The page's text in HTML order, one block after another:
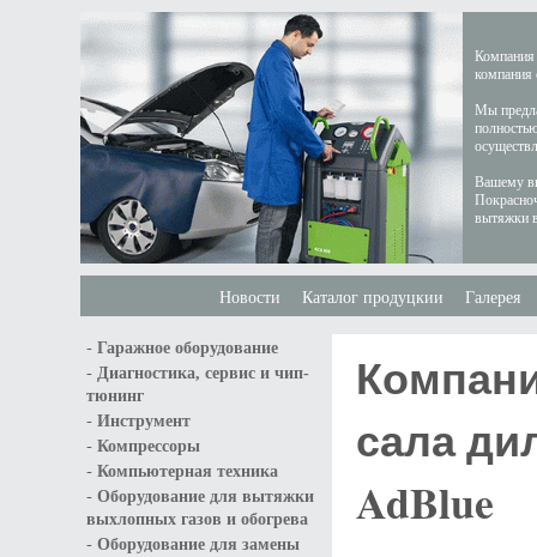
Компания
компания
Мы
Вашему
вытяжки
Новости Каталог продуцкии Галерея
- Гаражное оборудование
- Диагностика, сервис и чип-
тюнинг
- Инструмент
- Компрессоры
- Компьютерная техника
- Оборудование для вытяжки
выхлопных газов и обогрева
- Оборудование для замены
сала
AdBlue